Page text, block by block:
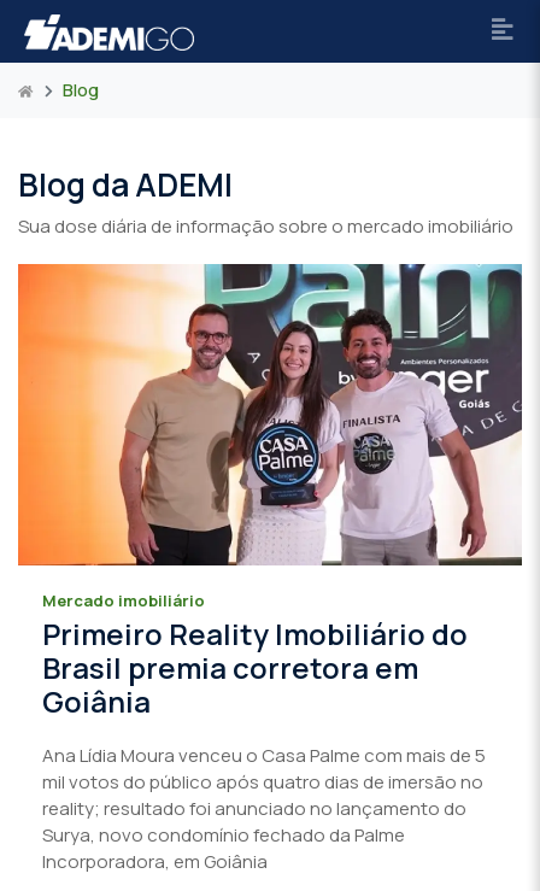
Blog
Blog da ADEMI
Sua dose diária de informação sobre o mercado imobiliário
Mercado imobiliário
Primeiro Reality Imobiliário do
Brasil premia corretora em
Goiânia
Ana Lídia Moura venceu o Casa Palme com mais de 5
mil votos do público após quatro dias de imersão no
reality; resultado foi anunciado no lançamento do
Surya, novo condomínio fechado da Palme
Incorporadora, em Goiânia